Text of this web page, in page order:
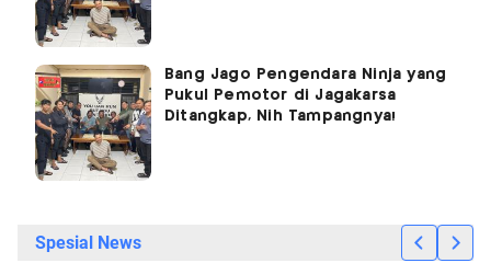
Bang Jago Pengendara Ninja yang
Pukul Pemotor di Jagakarsa
Ditangkap, Nih Tampangnya!